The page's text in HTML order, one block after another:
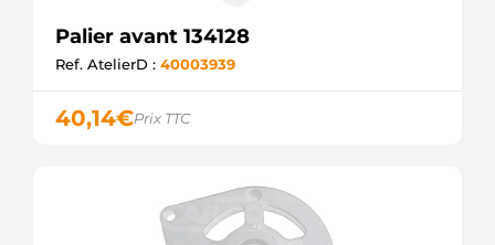
Palier avant 134128
Ref. AtelierD : 40003939
40,14€Prix TTC